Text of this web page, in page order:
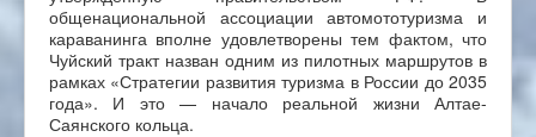
общенациональной ассоциации автомототуризма и
караванинга вполне удовлетворены тем фактом, что
Чуйский тракт назван одним из пилотных маршрутов в
рамках «Стратегии развития туризма в России до 2035
года». И это — начало реальной жизни Алтае-
Саянского кольца.